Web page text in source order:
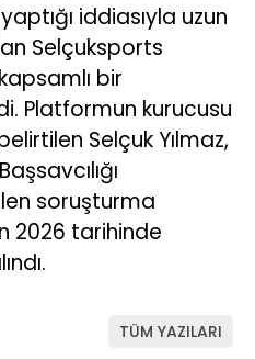
iddiasıyla uzun
Selçuksports
bir
Platformun kurucusu
Selçuk Yılmaz,
soruşturma
2026 tarihinde
TÜM YAZILARI